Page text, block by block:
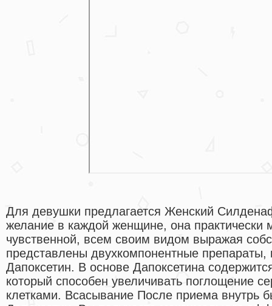
Для девушки предлагается Женский
желание в каждой женщине, она практически
чувственной, всем своим видом выражая
представлены двухкомпонентные препараты,
Дапоксетин. В основе Дапоксетина
который способен увеличивать поглощение
клетками. Всасывание После приема внутрь